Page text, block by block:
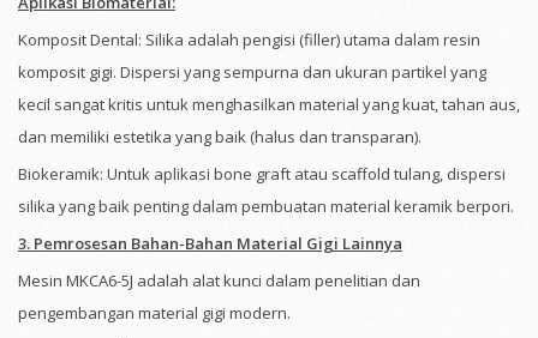
Komposit Dental: Silika adalah pengisi (filler) utama dalam resin
komposit gigi. Dispersi yang sempurna dan ukuran partikel yang
kecil sangat kritis untuk menghasilkan material yang kuat, tahan aus,
dan memiliki estetika yang baik (halus dan transparan).
Biokeramik: Untuk aplikasi bone graft atau scaffold tulang, dispersi
silika yang baik penting dalam pembuatan material keramik berpori.
3. Pemrosesan Bahan-Bahan Material Gigi Lainnya
Mesin MKCA6-5J adalah alat kunci dalam penelitian dan
pengembangan material gigi modern.